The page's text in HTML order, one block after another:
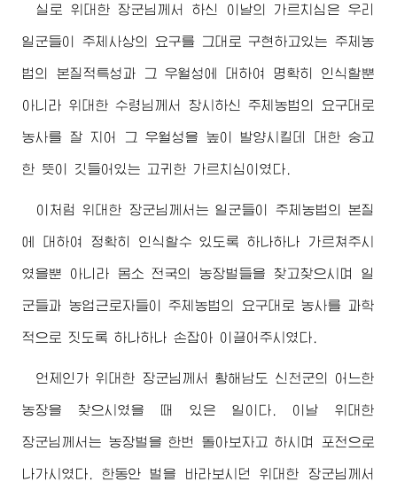
실로 위대한 장군님께서 하신 이날의 가르치심은 우리
일군들이 주체사상의 요구를 그대로 구현하고있는 주체농
법의 본질적특성과 그 우월성에 대하여 명확히 인식할뿐
아니라 위대한 수령님께서 창시하신 주체농법의 요구대로
농사를 잘 지어 그 우월성을 높이 발양시킬데 대한 숭고
한 뜻이 깃들어있는 고귀한 가르치심이였다.
이처럼위대한 장군님께서 는 일군들이 주체농법의 본질
에 대하여 정확히 인식할수 있도록 하나하나 가르쳐주시
였을뿐 아니라 몸소 전국의 농장벌들을 찾고찾으시며 일
군들과 농업근로자들이 주체농법의 요구대로 농사를 과학
적으로 짓도록 하나하나 손잡아 이끌어주시였다.
언제인가위대한 장군님께서 황해남도 신천군의 어느한
농장을 찾으시였을 때 있은 일이다. 이날 위대한
장군님께서 는 농장벌을 한번 돌아보자고 하시며 포전으로
나가시였다. 한동안 벌을 바라보시던위대한 장군님께서